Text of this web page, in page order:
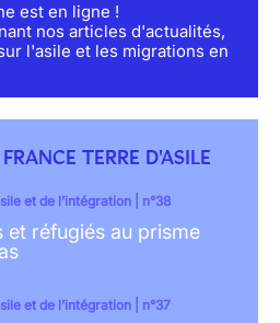
est en ligne !
nos articles d'actualités,
l'asile et les migrations en
TERRE D'ASILE
et de l’intégration | n°38
et réfugiés au prisme
et de l’intégration | n°37